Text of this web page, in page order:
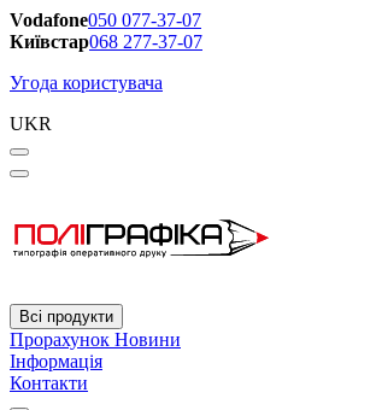
Vodafone050 077-37-07
Київстар068 277-37-07
Угода користувача
UKR
Всі продукти
Прорахунок Новини
Інформація
Контакти